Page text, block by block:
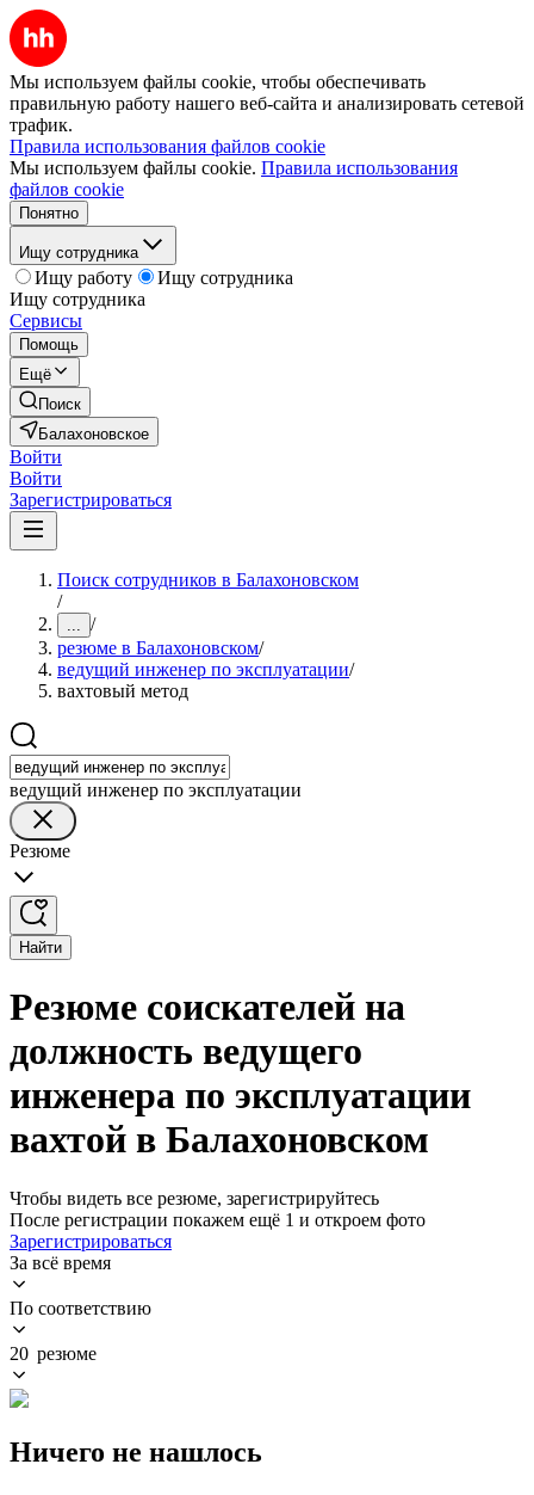
Мы используем файлы cookie, чтобы обеспечивать
правильную работу нашего веб-сайта и анализировать сетевой
трафик.
Правила использования файлов cookie
Мы используем файлы cookie. Правила использования
файлов cookie
Понятно
Ищу сотрудника
Ищу работу
Ищу сотрудника
Ищу сотрудника
Сервисы
Помощь
Ещё
Поиск
Балахоновское
Войти
Войти
Зарегистрироваться
Поиск сотрудников в Балахоновском
/
... /
резюме в Балахоновском/
ведущий инженер по эксплуатации/
вахтовый метод
ведущий инженер по эксплуатации
Резюме
Найти
Резюме соискателей на
должность ведущего
инженера по эксплуатации
вахтой в Балахоновском
Чтобы видеть все резюме, зарегистрируйтесь
После регистрации покажем ещё 1 и откроем фото
Зарегистрироваться
За всё время
По соответствию
20 резюме
Ничего не нашлось